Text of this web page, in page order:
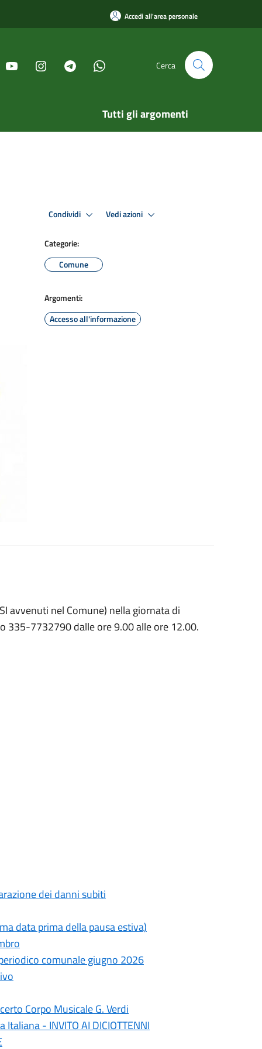
Accedi all'area personale
Cerca
Tutti gli argomenti
Condividi Vedi azioni
Categorie:
Comune
Argomenti:
Accesso all'informazione
avvenuti nel Comune) nella giornata di
335-7732790 dalle ore 9.00 alle ore 12.00.
dei danni subiti
data prima della pausa estiva)
comunale giugno 2026
Corpo Musicale G. Verdi
- INVITO AI DICIOTTENNI